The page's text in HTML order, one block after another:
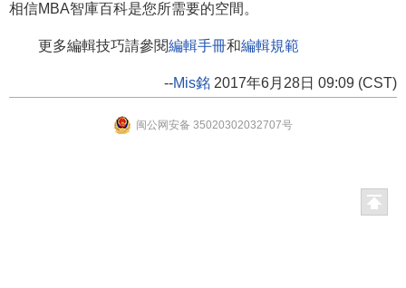
相信MBA智庫百科是您所需要的空間。
更多編輯技巧請參閱編輯手冊和編輯規範
--Mis銘 2017年6月28日 09:09 (CST)
闽公网安备 35020302032707号